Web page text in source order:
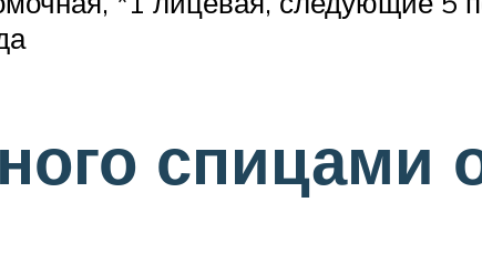
спицами